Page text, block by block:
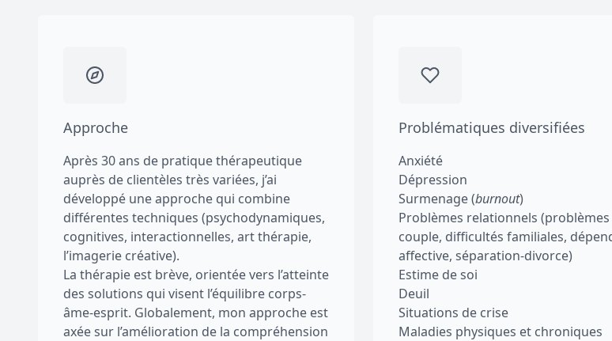
Approche
Après 30 ans de pratique thérapeutique
auprès de clientèles très variées, j’ai
développé une approche qui combine
différentes techniques (psychodynamiques,
cognitives, interactionnelles, art thérapie,
l’imagerie créative).
La thérapie est brève, orientée vers l’atteinte
des solutions qui visent l’équilibre corps-
âme-esprit. Globalement, mon approche est
axée sur l’amélioration de la compréhension
Problématiques diversifiées
Anxiété
Dépression
Surmenage (burnout)
Problèmes relationnels
couple, difficultés familiales,
affective, séparation-divorce)
Estime de soi
Deuil
Situations de crise
Maladies physiques et chroniques